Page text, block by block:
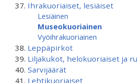
Ihrakuoriaiset, lesiäiset
Lesiäinen
Museokuoriainen
Vyöihrakuoriainen
Leppäpirkot
Liljakukot, helokuoriaiset ja
Sarvijäärät
Lehtikuoriaiset